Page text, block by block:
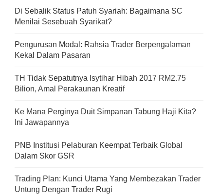
Di Sebalik Status Patuh Syariah: Bagaimana SC
Menilai Sesebuah Syarikat?
Pengurusan Modal: Rahsia Trader Berpengalaman
Kekal Dalam Pasaran
TH Tidak Sepatutnya Isytihar Hibah 2017 RM2.75
Bilion, Amal Perakaunan Kreatif
Ke Mana Perginya Duit Simpanan Tabung Haji Kita?
Ini Jawapannya
PNB Institusi Pelaburan Keempat Terbaik Global
Dalam Skor GSR
Trading Plan: Kunci Utama Yang Membezakan Trader
Untung Dengan Trader Rugi